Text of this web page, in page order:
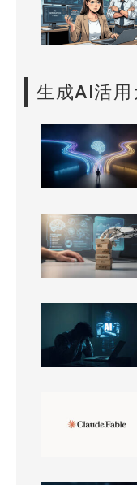
生成AI活用